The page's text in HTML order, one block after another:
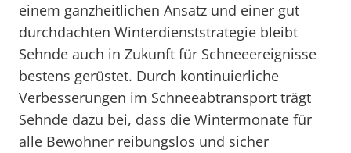
einem ganzheitlichen Ansatz und einer gut
durchdachten Winterdienststrategie bleibt
Sehnde auch in Zukunft für Schneeereignisse
bestens gerüstet. Durch kontinuierliche
Verbesserungen im Schneeabtransport trägt
Sehnde dazu bei, dass die Wintermonate für
alle Bewohner reibungslos und sicher